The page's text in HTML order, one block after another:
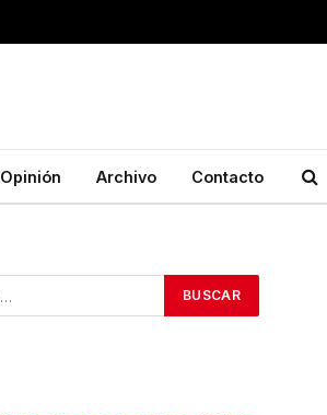
Opinión Archivo Contacto